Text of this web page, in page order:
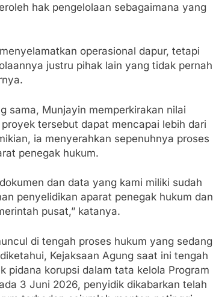
hak pengelolaan sebagaimana yang
operasional dapur, tetapi
justru pihak lain yang tidak pernah
sama, Munjayin memperkirakan nilai
tersebut dapat mencapai lebih dari
ia menyerahkan sepenuhnya proses
penegak hukum.
dan data yang kami miliki sudah
penyelidikan aparat penegak hukum dan
pusat,” katanya.
di tengah proses hukum yang sedang
Kejaksaan Agung saat ini tengah
pidana korupsi dalam tata kelola Program
3 Juni 2026, penyidik dikabarkan telah